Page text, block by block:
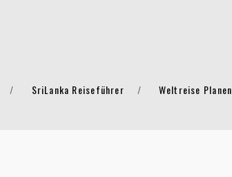
SriLanka Reiseführer Weltreise Planen